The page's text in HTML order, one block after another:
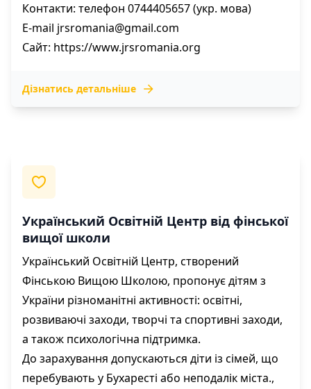
Контакти: телефон 0744405657 (укр. мова)
E-mail jrsromania@gmail.com
Сайт: https://www.jrsromania.org
Дізнатись детальніше
Український Освітній Центр від фінської
вищої школи
Український Освітній Центр, створений
Фінською Вищою Школою, пропонує дітям з
України різноманітні активності: освітні,
розвиваючі заходи, творчі та спортивні заходи,
а також психологічна підтримка.
До зарахування допускаються діти із сімей, що
перебувають у Бухаресті або неподалік міста.,